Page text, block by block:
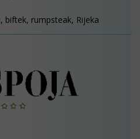
biftek, rumpsteak, Rijeka